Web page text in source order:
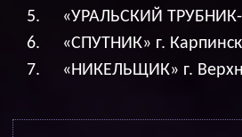
«УРАЛЬСКИЙ ТРУБНИК-
«СПУТНИК» г. Карпинск
«НИКЕЛЬЩИК» г.